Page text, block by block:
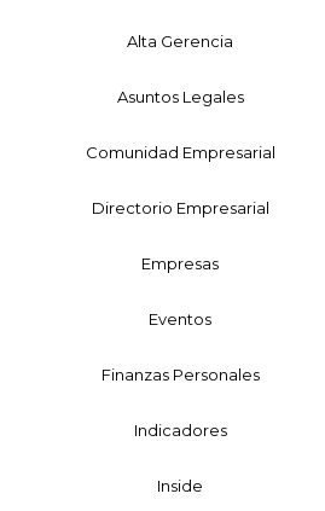
Alta Gerencia
Asuntos Legales
Comunidad Empresarial
Directorio Empresarial
Empresas
Eventos
Finanzas Personales
Indicadores
Inside